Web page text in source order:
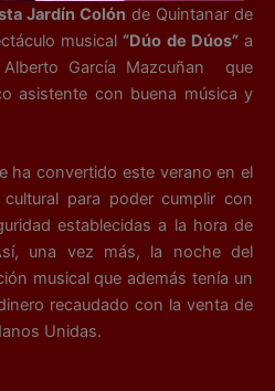
Jardín Colón de Quintanar de
musical “Dúo de Dúos”a
García Mazcuñan que
asistente con buena música y
convertido este verano en el
para poder cumplir con
establecidas a la hora de
una vez más, la noche del
musical que además tenía un
recaudado con la venta de
Unidas.